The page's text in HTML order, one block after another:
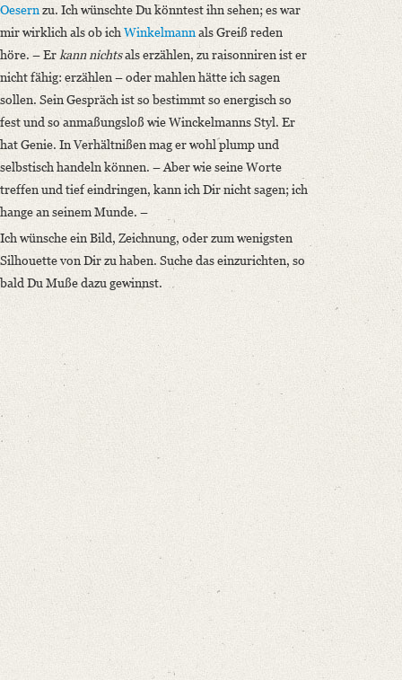
Oesernzu. Ich wünschte Du könntest ihn sehen; es war
mir wirklich als ob ich Winkelmannals Greiß reden
höre. – Er kann nichtsals erzählen, zu raisonniren ist er
nicht fähig: erzählen – oder mahlen hätte ich sagen
sollen. Sein Gespräch ist so bestimmt so energisch so
fest und so anmaßungsloß wie Winckelmanns Styl. Er
hat Genie. In Verhältnißen mag er wohl plump und
selbstisch handeln können. – Aber wie seine Worte
treffen und tief eindringen, kann ich Dir nicht sagen; ich
hange an seinem Munde. –
Ich wünsche ein Bild, Zeichnung, oder zum wenigsten
Silhouette von Dir zu haben. Suche das einzurichten, so
bald Du Muße dazu gewinnst.